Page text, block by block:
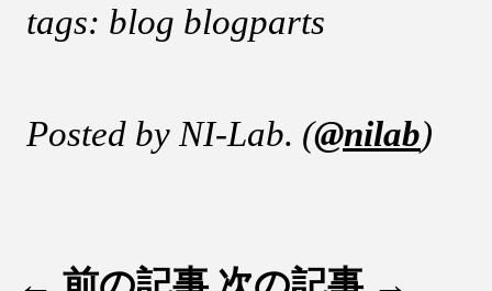
tags: blog blogparts
Posted by NI-Lab. (@nilab)